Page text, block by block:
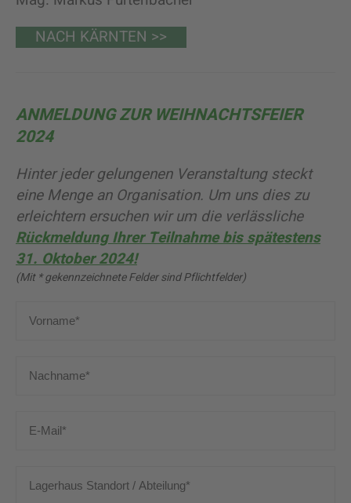
NACH KÄRNTEN >>
ANMELDUNG ZUR WEIHNACHTSFEIER
2024
Hinter jeder gelungenen Veranstaltung steckt
eine Menge an Organisation. Um uns dies zu
erleichtern ersuchen wir um die verlässliche
Rückmeldung Ihrer Teilnahme bis spätestens
31. Oktober 2024!
(Mit * gekennzeichnete Felder sind Pflichtfelder)